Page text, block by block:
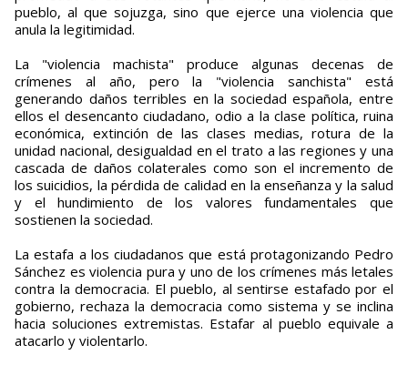
pueblo, al que sojuzga, sino que ejerce una violencia que
anula la legitimidad.
La "violencia machista" produce algunas decenas de
crímenes al año, pero la "violencia sanchista" está
generando daños terribles en la sociedad española, entre
ellos el desencanto ciudadano, odio a la clase política, ruina
económica, extinción de las clases medias, rotura de la
unidad nacional, desigualdad en el trato a las regiones y una
cascada de daños colaterales como son el incremento de
los suicidios, la pérdida de calidad en la enseñanza y la salud
y el hundimiento de los valores fundamentales que
sostienen la sociedad.
La estafa a los ciudadanos que está protagonizando Pedro
Sánchez es violencia pura y uno de los crímenes más letales
contra la democracia. El pueblo, al sentirse estafado por el
gobierno, rechaza la democracia como sistema y se inclina
hacia soluciones extremistas. Estafar al pueblo equivale a
atacarlo y violentarlo.